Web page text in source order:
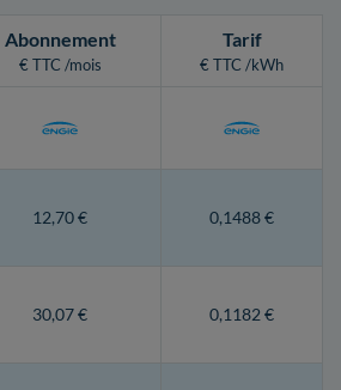
Abonnement
€ TTC /mois
Tarif
€ TTC /kWh
12,70 € 0,1488 €
30,07 € 0,1182 €